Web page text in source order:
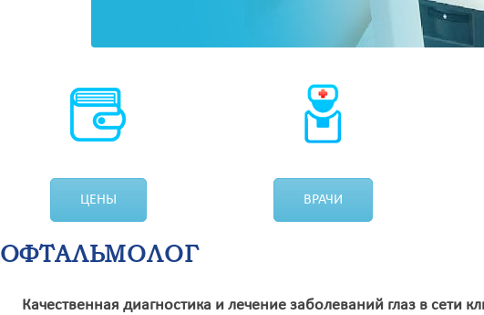
ЦЕНЫ ВРАЧИ
ОФТАЛЬМОЛОГ
Качественная диагностика и лечение заболеваний глаз в сети